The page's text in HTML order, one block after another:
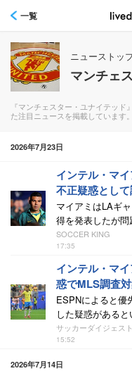
一覧
ニューストッ
マンチェ
『マンチェスター・ユナイテッ
た注目ニュースを掲載しています。
2026年7月23日
インテル・マ
不正疑惑とし
マイアミはLAギ
得を発表したが
SOCCER KING
17:35
インテル・マ
惑でMLS調査
ESPNによると優
した疑惑があると
サッカーダイジェス
15:52
2026年7月14日